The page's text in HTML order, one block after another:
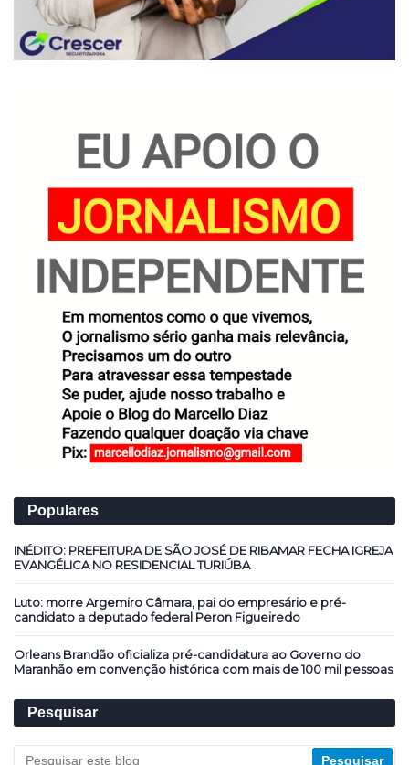
Populares
INÉDITO: PREFEITURA DE SÃO JOSÉ DE RIBAMAR FECHA IGREJA
EVANGÉLICA NO RESIDENCIAL TURIÚBA
Luto: morre Argemiro Câmara, pai do empresário e pré-
candidato a deputado federal Peron Figueiredo
Orleans Brandão oficializa pré-candidatura ao Governo do
Maranhão em convenção histórica com mais de 100 mil pessoas
Pesquisar